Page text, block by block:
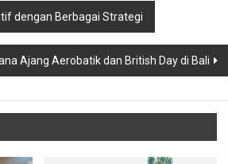
dengan Berbagai Strategi
Ajang Aerobatik dan British Day di Bali